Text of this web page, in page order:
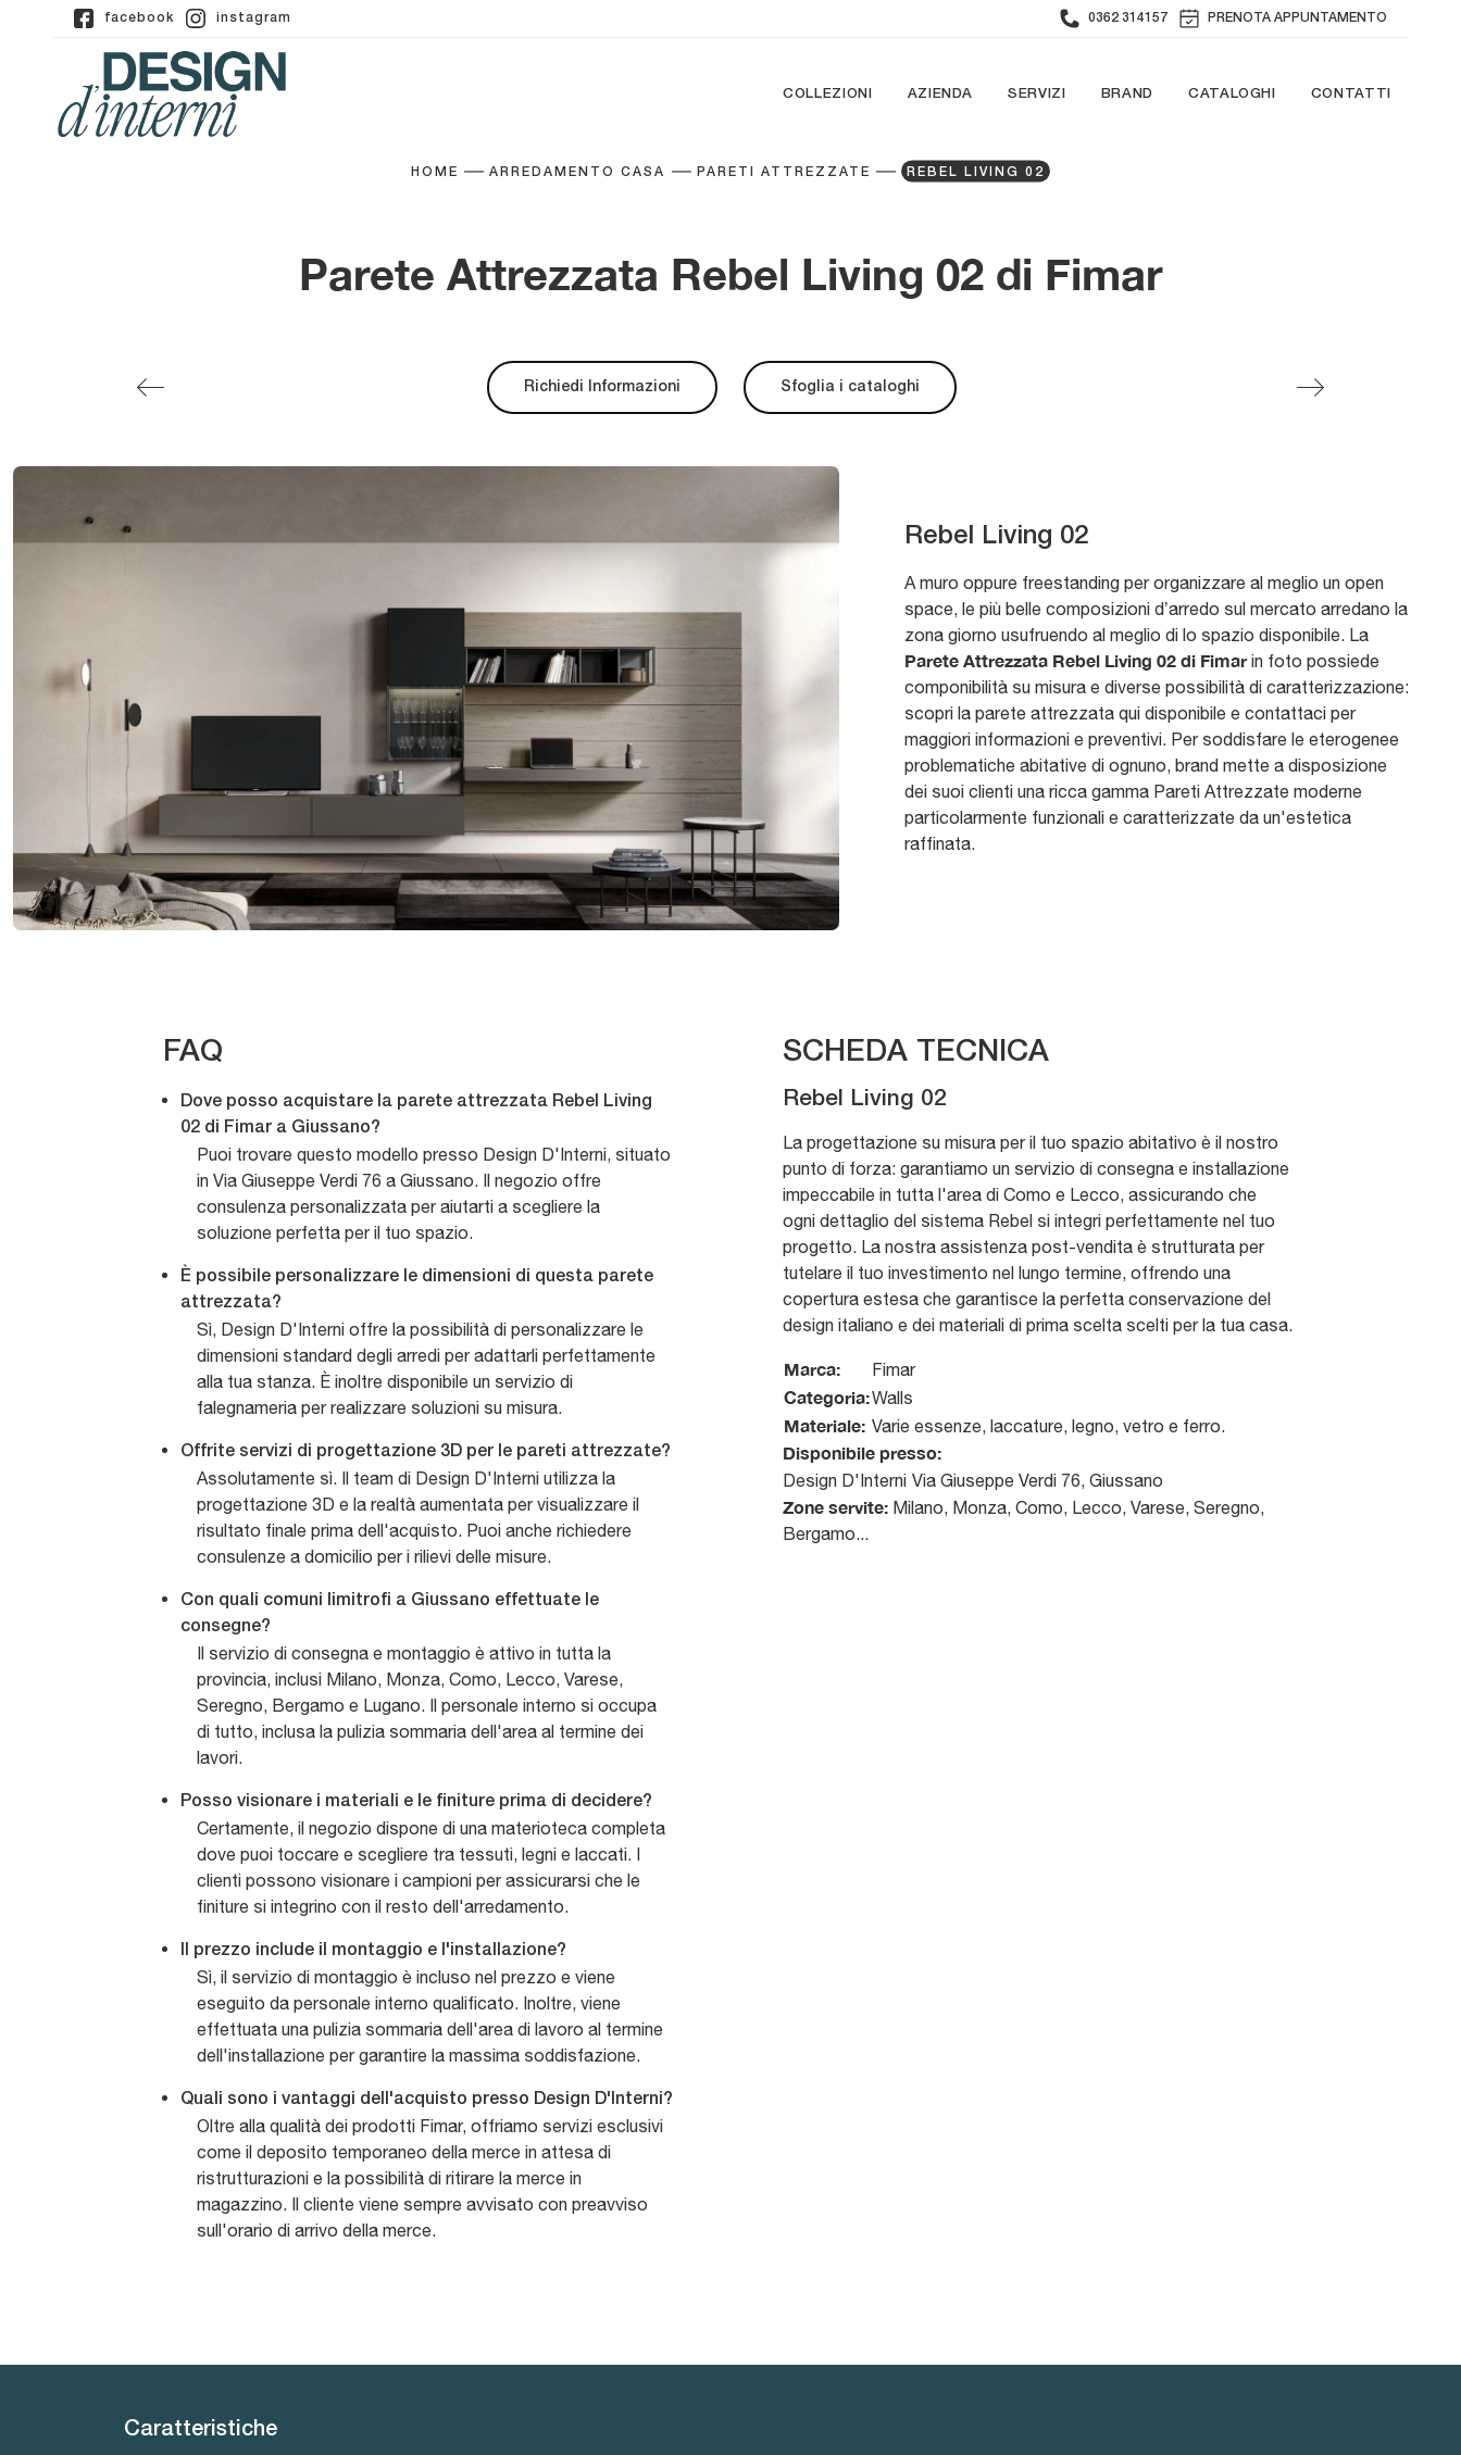
facebook instagram 0362 314157 PRENOTA APPUNTAMENTO
COLLEZIONI AZIENDA SERVIZI BRAND CATALOGHI CONTATTI
HOME ARREDAMENTO CASA PARETI ATTREZZATE REBEL LIVING 02
Parete Attrezzata Rebel Living 02 di Fimar
Richiedi Informazioni Sfoglia i cataloghi
Rebel Living 02
A muro oppure freestanding per organizzare al meglio un open
space, le più belle composizioni d’arredo sul mercato arredano la
zona giorno usufruendo al meglio di lo spazio disponibile. La
Parete Attrezzata Rebel Living 02 di Fimarin foto possiede
componibilità su misura e diverse possibilità di caratterizzazione:
scopri la parete attrezzata qui disponibile e contattaci per
maggiori informazioni e preventivi. Per soddisfare le eterogenee
problematiche abitative di ognuno, brand mette a disposizione
dei suoi clienti una ricca gamma Pareti Attrezzate moderne
particolarmente funzionali e caratterizzate da un'estetica
raffinata.
FAQ
Dove posso acquistare la parete attrezzata Rebel Living
02 di Fimar a Giussano?
Puoi trovare questo modello presso Design D'Interni, situato
in Via Giuseppe Verdi 76 a Giussano. Il negozio offre
consulenza personalizzata per aiutarti a scegliere la
soluzione perfetta per il tuo spazio.
È possibile personalizzare le dimensioni di questa parete
attrezzata?
Sì, Design D'Interni offre la possibilità di personalizzare le
dimensioni standard degli arredi per adattarli perfettamente
alla tua stanza. È inoltre disponibile un servizio di
falegnameria per realizzare soluzioni su misura.
Offrite servizi di progettazione 3D per le pareti attrezzate?
Assolutamente sì. Il team di Design D'Interni utilizza la
progettazione 3D e la realtà aumentata per visualizzare il
risultato finale prima dell'acquisto. Puoi anche richiedere
consulenze a domicilio per i rilievi delle misure.
Con quali comuni limitrofi a Giussano effettuate le
consegne?
Il servizio di consegna e montaggio è attivo in tutta la
provincia, inclusi Milano, Monza, Como, Lecco, Varese,
Seregno, Bergamo e Lugano. Il personale interno si occupa
di tutto, inclusa la pulizia sommaria dell'area al termine dei
lavori.
Posso visionare i materiali e le finiture prima di decidere?
Certamente, il negozio dispone di una materioteca completa
dove puoi toccare e scegliere tra tessuti, legni e laccati. I
clienti possono visionare i campioni per assicurarsi che le
finiture si integrino con il resto dell'arredamento.
Il prezzo include il montaggio e l'installazione?
Sì, il servizio di montaggio è incluso nel prezzo e viene
eseguito da personale interno qualificato. Inoltre, viene
effettuata una pulizia sommaria dell'area di lavoro al termine
dell'installazione per garantire la massima soddisfazione.
Quali sono i vantaggi dell'acquisto presso Design D'Interni?
Oltre alla qualità dei prodotti Fimar, offriamo servizi esclusivi
come il deposito temporaneo della merce in attesa di
ristrutturazioni e la possibilità di ritirare la merce in
magazzino. Il cliente viene sempre avvisato con preavviso
sull'orario di arrivo della merce.
SCHEDA TECNICA
Rebel Living 02
La progettazione su misura per il tuo spazio abitativo è il nostro
punto di forza: garantiamo un servizio di consegna e installazione
impeccabile in tutta l'area di Como e Lecco, assicurando che
ogni dettaglio del sistema Rebel si integri perfettamente nel tuo
progetto. La nostra assistenza post-vendita è strutturata per
tutelare il tuo investimento nel lungo termine, offrendo una
copertura estesa che garantisce la perfetta conservazione del
design italiano e dei materiali di prima scelta scelti per la tua casa.
Marca: Fimar
Categoria:Walls
Materiale: Varie essenze, laccature, legno, vetro e ferro.
Disponibile presso:
Design D'Interni Via Giuseppe Verdi 76, Giussano
Zone servite: Milano, Monza, Como, Lecco, Varese, Seregno,
Bergamo...
Caratteristiche